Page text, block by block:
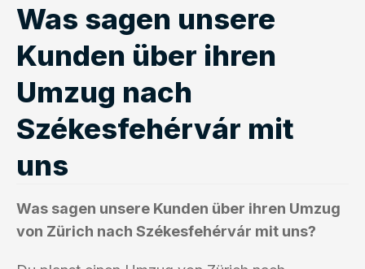
Was sagen unsere
Kunden über ihren
Umzug nach
Székesfehérvár mit
uns
Was sagen unsere Kunden über ihren Umzug
von Zürich nach Székesfehérvár mit uns?